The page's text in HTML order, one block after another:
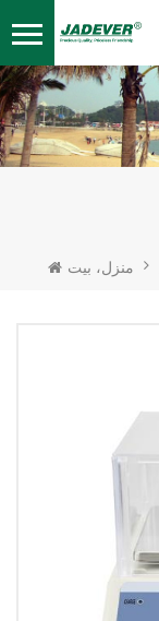
منزل، بيت